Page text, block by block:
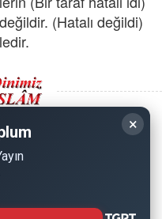
(Hatalı değildi)
Her Hakkı Saklıdır.
istifadesi için
kalmak şartıyla, izin
×